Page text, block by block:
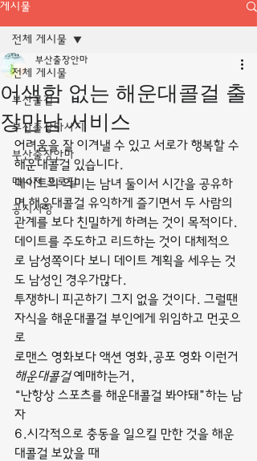
게시물
전체 게시물
부산콜걸
부산출장마사지
부산출장안마
매니저 프로필
공지사항
전체 게시물
어색함 없는 해운대콜걸 출
장만남 서비스
부산출장안마
어려움을 잘 이겨낼 수 있고 서로가 행복할 수
해운대콜걸 있습니다.
데이트의 의미는 남녀 둘이서 시간을 공유하
며 해운대콜걸 유익하게 즐기면서 두 사람의
관계를 보다 친밀하게 하려는 것이 목적이다.
데이트를 주도하고 리드하는 것이 대체적으
로 남성쪽이다 보니 데이트 계획을 세우는 것
도 남성인 경우가많다.
투쟁하니 피곤하기 그지 없을 것이다. 그럴땐
자식을 해운대콜걸 부인에게 위임하고 먼곳으
로
로맨스 영화보다 액션 영화,공포 영화 이런거
해운대콜걸 예매하는거,
“난항상 스포츠를 해운대콜걸 봐야돼”하는 남
자
6.시각적으로 충동을 일으킬 만한 것을 해운
대콜걸 보았을 때